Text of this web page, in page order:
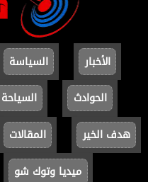
الأخبار السياسة
الحوادث
السياحة
هدف الخير
المقالات
ميديا وتوك شو